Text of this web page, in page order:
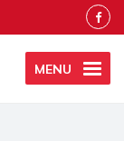
MENU